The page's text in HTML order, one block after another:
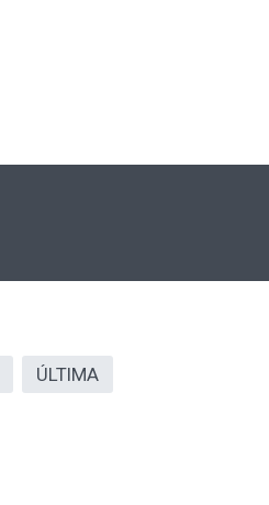
ÚLTIMA